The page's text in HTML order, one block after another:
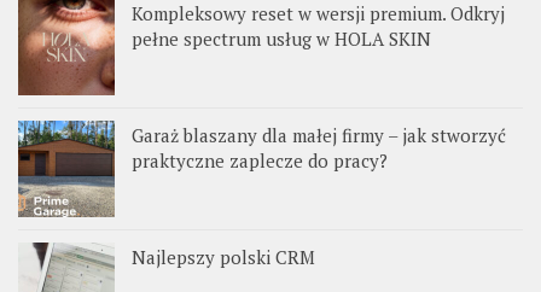
Kompleksowy reset w wersji premium. Odkryj
pełne spectrum usług w HOLA SKIN
Garaż blaszany dla małej firmy – jak stworzyć
praktyczne zaplecze do pracy?
Najlepszy polski CRM